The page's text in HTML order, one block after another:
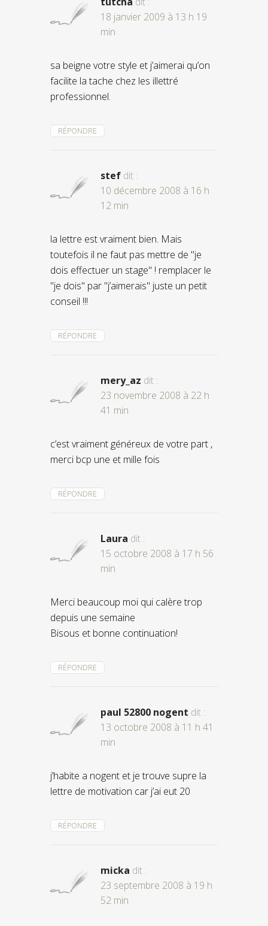
18 janvier 2009 à 13 h 19
min
sa beigne votre style et j’aimerai qu’on
facilite la tache chez les illettré
professionnel.
RÉPONDRE
stef dit :
10 décembre 2008 à 16 h
12 min
la lettre est vraiment bien. Mais
toutefois il ne faut pas mettre de "je
dois effectuer un stage" ! remplacer le
"je dois" par "j’aimerais" juste un petit
conseil !!!
RÉPONDRE
mery_az dit :
23 novembre 2008 à 22 h
41 min
c’est vraiment généreux de votre part ,
merci bcp une et mille fois
RÉPONDRE
Laura dit :
15 octobre 2008 à 17 h 56
min
Merci beaucoup moi qui calère trop
depuis une semaine
Bisous et bonne continuation!
RÉPONDRE
paul 52800 nogent dit :
13 octobre 2008 à 11 h 41
min
j’habite a nogent et je trouve supre la
lettre de motivation car j’ai eut 20
RÉPONDRE
micka dit :
23 septembre 2008 à 19 h
52 min